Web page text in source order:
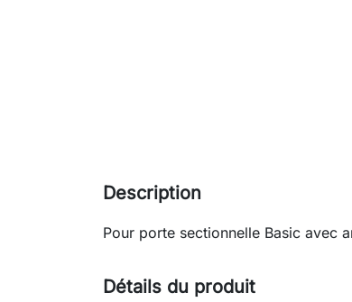
Description
Pour porte sectionnelle Basic avec
Détails du produit